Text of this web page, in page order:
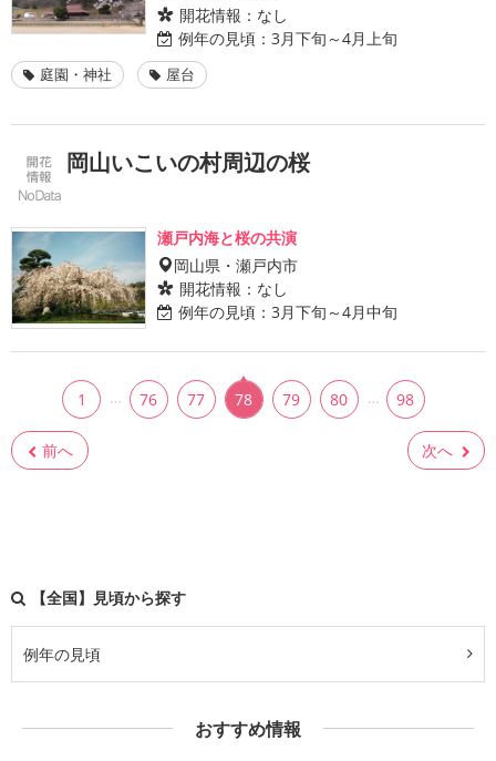
開花情報： なし
例年の見頃： 3月下旬～4月上旬
庭園・神社 屋台
岡山いこいの村周辺の桜
瀬戸内海と桜の共演
岡山県・瀬戸内市
開花情報： なし
例年の見頃： 3月下旬～4月中旬
前へ
1 … 76 77 78 79 80 … 98
次へ
【全国】見頃から探す
例年の見頃
おすすめ情報